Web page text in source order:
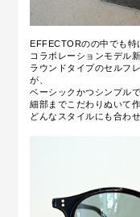
EFFECTORのの中でも
コラボレーションモデル新
ラウンドタイプのセルフ
が、
ベーシックかつシンプル
細部までこだわりぬいて
どんなスタイルにも合わ